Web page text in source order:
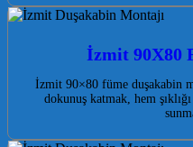
İzmit 90X80
İzmit 90×80 füme duşakabin
dokunuş katmak, hem